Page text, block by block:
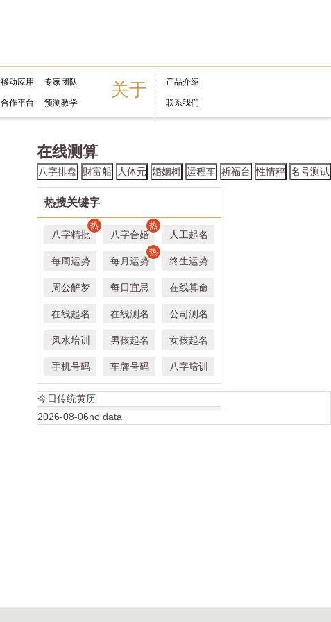
移动应用 专家团队
合作平台 预测教学
关于 产品介绍
联系我们
在线测算
八字排盘 财富船 人体元 婚姻树 运程车 祈福台 性情秤 名号测试
热搜关键字
八字精批
热
八字合婚
热
人工起名
每周运势 每月运势
热
终生运势
周公解梦 每日宜忌 在线算命
在线起名 在线测名 公司测名
风水培训 男孩起名 女孩起名
手机号码 车牌号码 八字培训
今日传统黄历
2026-08-06no data